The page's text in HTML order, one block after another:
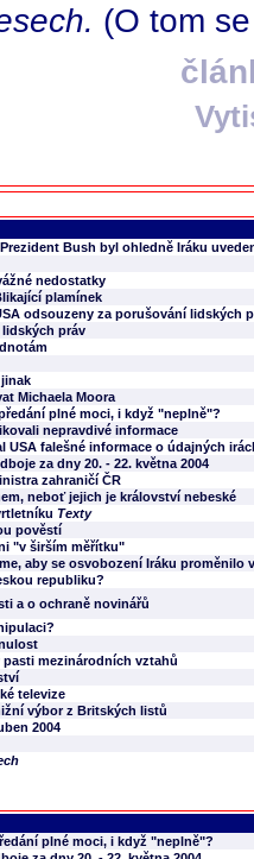
(O tom
Bush byl ohledně Iráku
nedostatky
plamínek
odsouzeny za porušování lidských
práv
Michaela Moora
plné moci, i když "neplně"?
nepravdivé informace
USA falešné informace o údajných
za dny 20. - 22. května 2004
zahraničí ČR
neboť jejich je království nebeské
Texty
pověstí
"v širším měřítku"
aby se osvobození Iráku proměnilo
republiku?
a o ochraně novinářů
pasti mezinárodních vztahů
televize
výbor z Britských listů
2004
plné moci, i když "neplně"?